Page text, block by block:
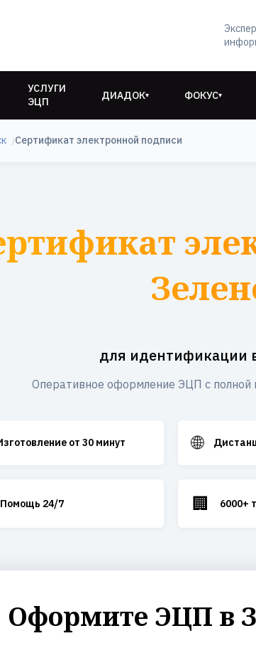
УСЛУГИ
ЭЦП
ДИАДОК▾ ФОКУС▾
Сертификат электронной подписи
для идентификации
Оперативное оформление ЭЦП с полной
от 30 минут 🌐
Помощь 24/7 🏢 6000+
Оформите ЭЦП в